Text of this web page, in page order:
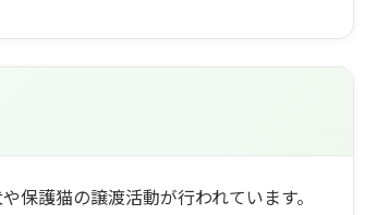
保護猫の譲渡活動が行われています。